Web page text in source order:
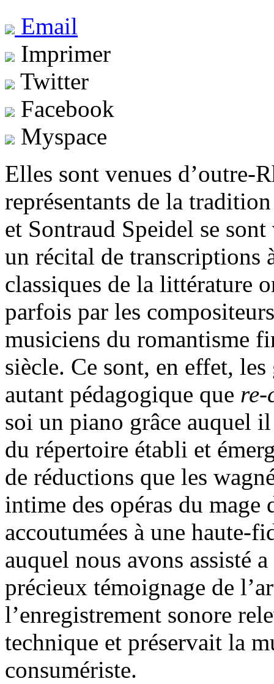
Email
Imprimer
Twitter
Facebook
Myspace
Elles sont venues d’outre-
représentants de la
et Sontraud Speidel se
un récital de transcriptions
classiques de la littérature
parfois par les
musiciens du romantisme
siècle. Ce sont, en effet,
autant pédagogique que re-
soi un piano grâce auquel
du répertoire établi et
de réductions que les
intime des opéras du
accoutumées à une haute-
auquel nous avons assisté
précieux témoignage de
l’enregistrement sonore
technique et préservait la
consumériste.